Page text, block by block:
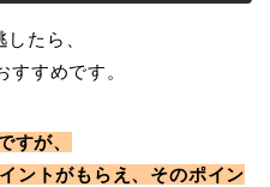
たら、
すすめです。
すが、
ントがもらえ、そのポイン